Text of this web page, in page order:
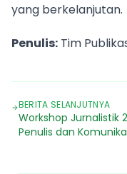
yang berkelanjutan.
Penulis: Tim
BERITA SELANJUTNYA
Workshop Jurnalistik
Penulis dan